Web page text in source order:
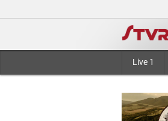
Live 1